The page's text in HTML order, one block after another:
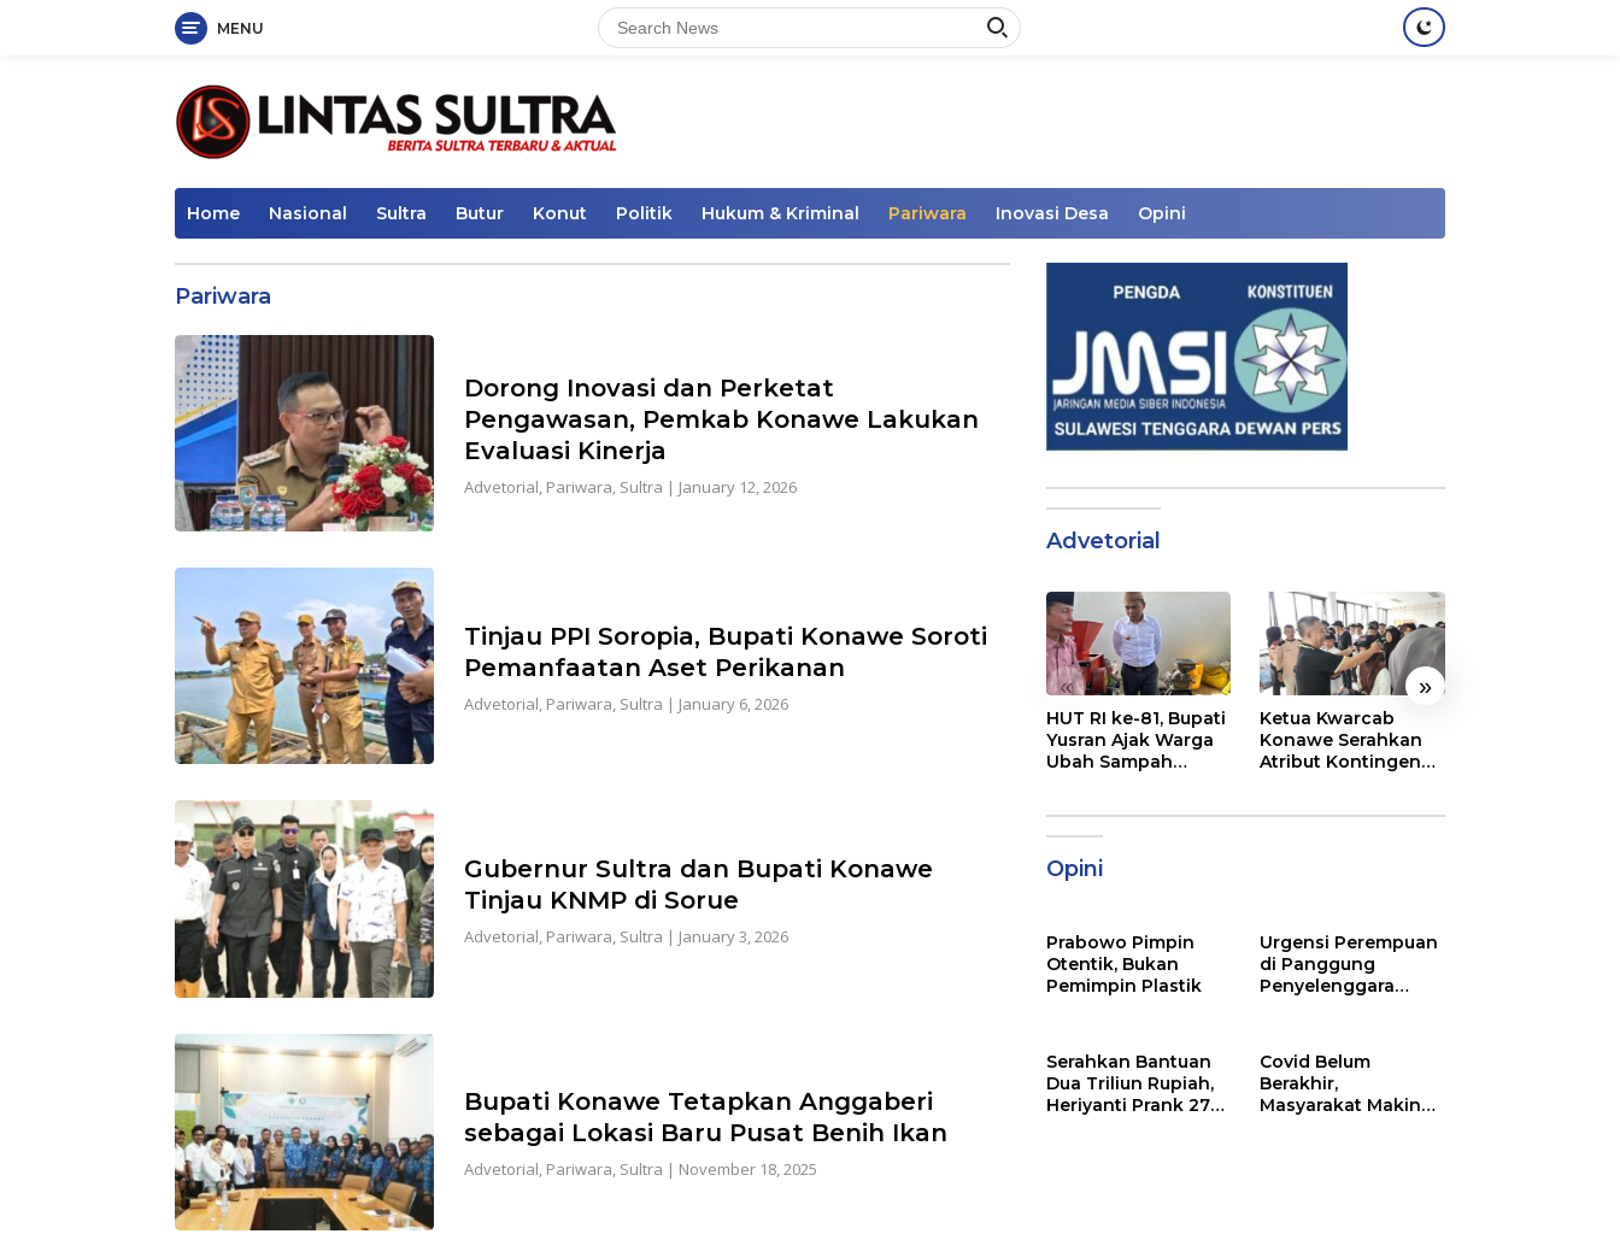
MENU
Home Nasional Sultra Butur Konut Politik Hukum & Kriminal Pariwara Inovasi Desa Opini
Pariwara
Dorong Inovasi dan Perketat
Pengawasan, Pemkab Konawe Lakukan
Evaluasi Kinerja
Advetorial Pariwara Sultra | January 12, 2026
Tinjau PPI Soropia, Bupati Konawe Soroti
Pemanfaatan Aset Perikanan
Advetorial, Pariwara, Sultra | January 6, 2026
Gubernur Sultra dan Bupati Konawe
Tinjau KNMP di Sorue
Advetorial, Pariwara, Sultra | January 3, 2026
Bupati Konawe Tetapkan Anggaberi
sebagai Lokasi Baru Pusat Benih Ikan
Advetorial, Pariwara, Sultra | November 18, 2025
Advetorial
« »
HUT RI ke-81, Bupati
Yusran Ajak Warga
Ubah Sampah
Ketua Kwarcab
Konawe Serahkan
Atribut Kontingen
Opini
Prabowo Pimpin
Otentik, Bukan
Pemimpin Plastik
Urgensi Perempuan
di Panggung
Penyelenggara
Serahkan Bantuan
Dua Triliun Rupiah,
Heriyanti Prank 270
Covid Belum
Berakhir,
Masyarakat Makin